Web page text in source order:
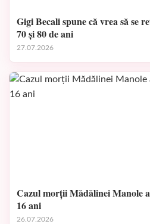
Gigi Becali spune că vrea să se
70 și 80 de ani
27.07.2026
Cazul morții Mădălinei Manole
16 ani
26.07.2026